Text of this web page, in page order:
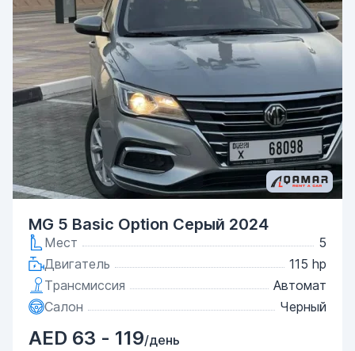
MG 5 Basic Option Серый 2024
Мест
5
Двигатель
115 hp
Трансмиссия
Автомат
Салон
Черный
AED 63 - 119/день